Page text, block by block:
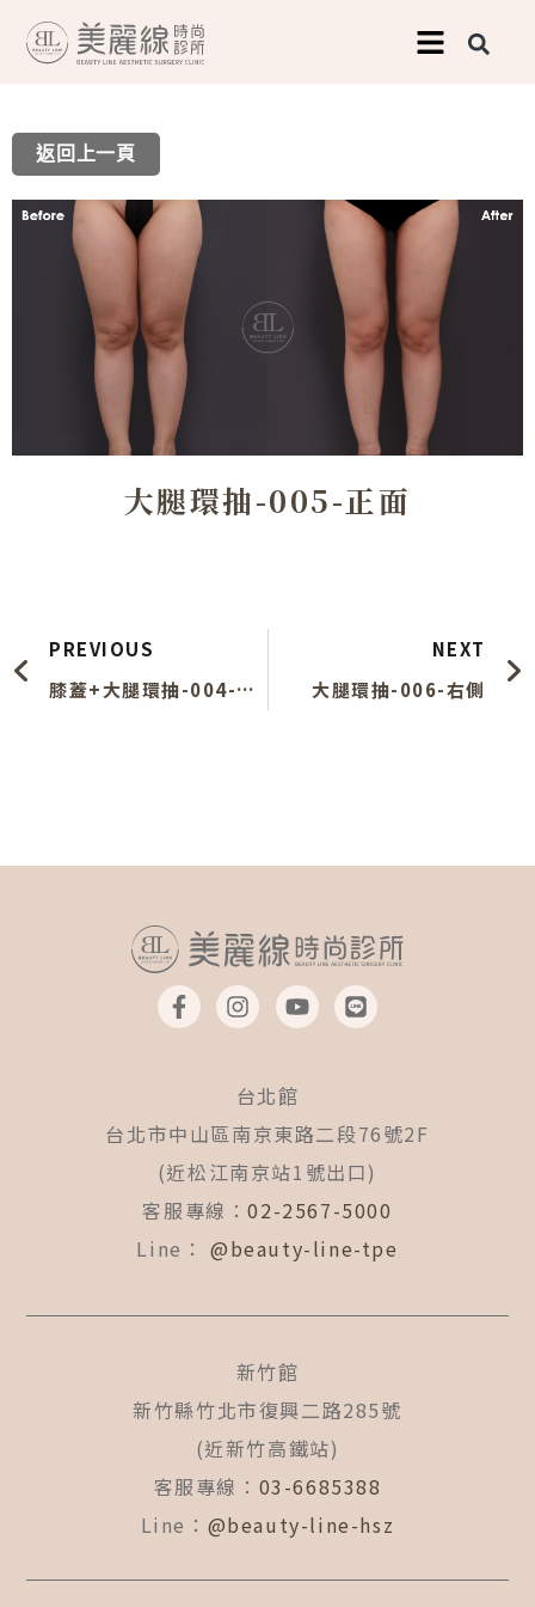
要
內
返回上一頁
大腿環抽-005-正面
PREVIOUS
膝蓋+大腿環抽-004-45度
NEXT
大腿環抽-006-右側
F
a
c
o
k
-
f
I
n
s
a
g
r
a
m
Y
o
u
b
e
L
i
n
台北館
台北市中山區南京東路二段76號2F
(近松江南京站1號出口)
客服專線：02-2567-5000
Line： @beauty-line-tpe
新竹館
新竹縣竹北市復興二路285號
(近新竹高鐵站)
客服專線： 03-6685388
Line： @beauty-line-hsz